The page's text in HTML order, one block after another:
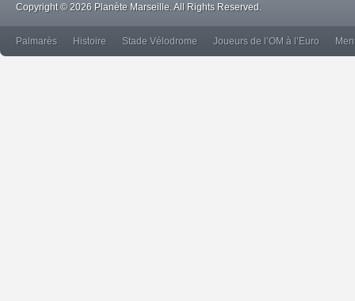
Copyright © 2026 Planète Marseille. All Rights Reserved.
Palmarès Histoire Stade Vélodrome Joueurs de l’OM à l’Euro